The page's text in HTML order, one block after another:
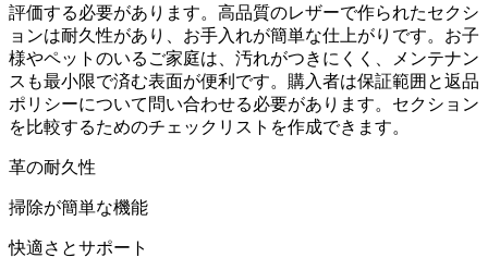
評価する必要があります。高品質のレザーで作られたセクシ
ョンは耐久性があり、お手入れが簡単な仕上がりです。お子
様やペットのいるご家庭は、汚れがつきにくく、メンテナン
スも最小限で済む表面が便利です。購入者は保証範囲と返品
ポリシーについて問い合わせる必要があります。セクション
を比較するためのチェックリストを作成できます。
革の耐久性
掃除が簡単な機能
快適さとサポート